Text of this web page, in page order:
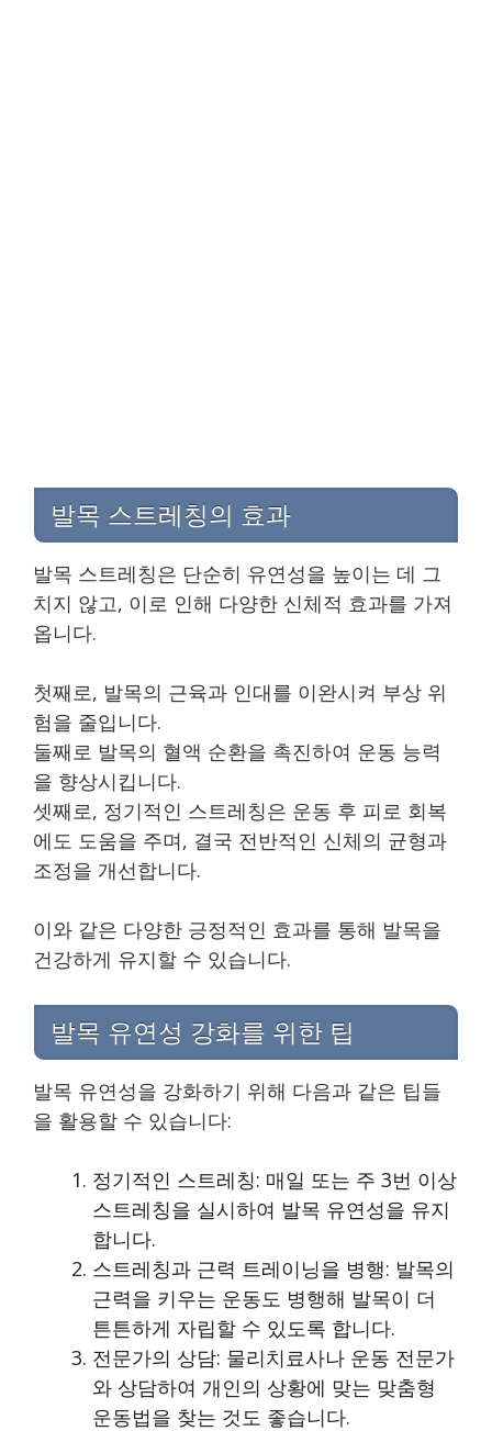
발목 스트레칭의 효과
발목 스트레칭은 단순히 유연성을 높이는 데 그
치지 않고, 이로 인해 다양한 신체적 효과를 가져
옵니다.
첫째로, 발목의 근육과 인대를 이완시켜 부상 위
험을 줄입니다.
둘째로 발목의 혈액 순환을 촉진하여 운동 능력
을 향상시킵니다.
셋째로, 정기적인 스트레칭은 운동 후 피로 회복
에도 도움을 주며, 결국 전반적인 신체의 균형과
조정을 개선합니다.
이와 같은 다양한 긍정적인 효과를 통해 발목을
건강하게 유지할 수 있습니다.
발목 유연성 강화를 위한 팁
발목 유연성을 강화하기 위해 다음과 같은 팁들
을 활용할 수 있습니다:
정기적인 스트레칭: 매일 또는 주 3번 이상
스트레칭을 실시하여 발목 유연성을 유지
합니다.
스트레칭과 근력 트레이닝을 병행: 발목의
근력을 키우는 운동도 병행해 발목이 더
튼튼하게 자립할 수 있도록 합니다.
전문가의 상담: 물리치료사나 운동 전문가
와 상담하여 개인의 상황에 맞는 맞춤형
운동법을 찾는 것도 좋습니다.